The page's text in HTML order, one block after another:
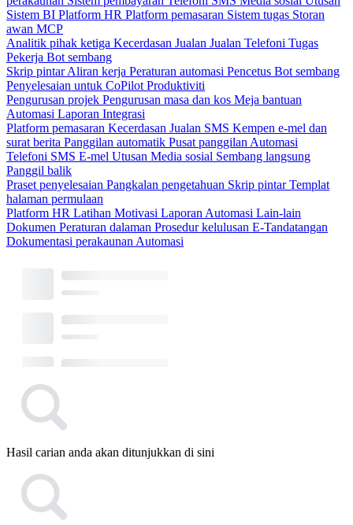
Sistem BI Platform HR Platform pemasaran Sistem tugas Storan
awan MCP
Analitik pihak ketiga Kecerdasan Jualan Jualan Telefoni Tugas
Pekerja Bot sembang
Skrip pintar Aliran kerja Peraturan automasi Pencetus Bot sembang
Penyelesaian untuk CoPilot Produktiviti
Pengurusan projek Pengurusan masa dan kos Meja bantuan
Automasi Laporan Integrasi
Platform pemasaran Kecerdasan Jualan SMS Kempen e-mel dan
surat berita Panggilan automatik Pusat panggilan Automasi
Telefoni SMS E-mel Utusan Media sosial Sembang langsung
Panggil balik
Praset penyelesaian Pangkalan pengetahuan Skrip pintar Templat
halaman permulaan
Platform HR Latihan Motivasi Laporan Automasi Lain-lain
Dokumen Peraturan dalaman Prosedur kelulusan E-Tandatangan
Dokumentasi perakaunan Automasi
Hasil carian anda akan ditunjukkan di sini